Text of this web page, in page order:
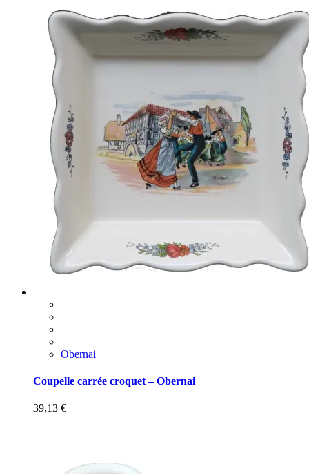
Obernai
Coupelle carrée croquet – Obernai
39,13 €